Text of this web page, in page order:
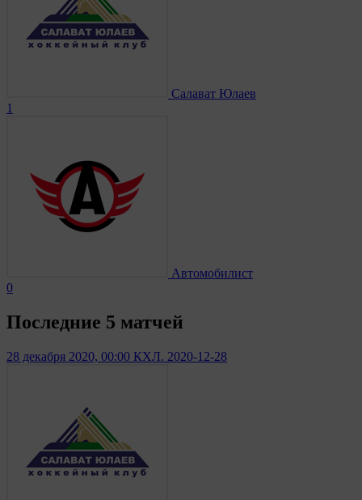
Салават Юлаев
1
Автомобилист
0
Последние 5 матчей
28 декабря 2020, 00:00 КХЛ. 2020-12-28